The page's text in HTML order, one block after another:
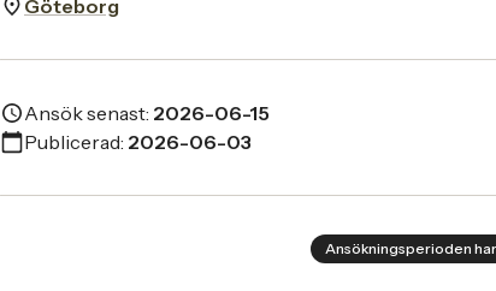
Göteborg
Ansök senast: 2026-06-15
Publicerad: 2026-06-03
Ansökningsperioden